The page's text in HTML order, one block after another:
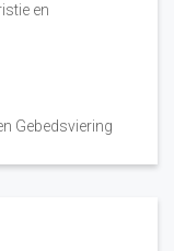
en
Gebedsviering